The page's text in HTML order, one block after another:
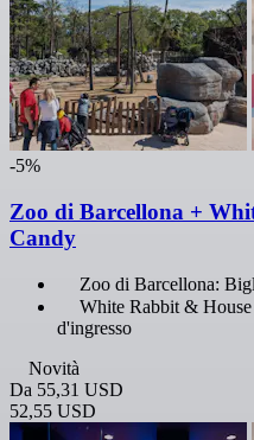
-5%
Zoo di Barcellona +
Candy
Zoo di Barcellona:
White Rabbit &
d'ingresso
Novità
Da 55,31 USD
52,55 USD